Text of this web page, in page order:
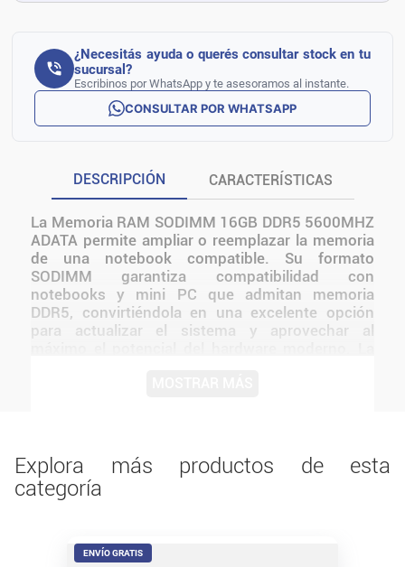
¿Necesitás ayuda o querés consultar stock en tu
sucursal?
Escribinos por WhatsApp y te asesoramos al instante.
CONSULTAR POR WHATSAPP
DESCRIPCIÓN CARACTERÍSTICAS
La Memoria RAM SODIMM 16GB DDR5 5600MHZ
ADATA permite ampliar o reemplazar la memoria
de una notebook compatible. Su formato
SODIMM garantiza compatibilidad con
notebooks y mini PC que admitan memoria
DDR5, convirtiéndola en una excelente opción
para actualizar el sistema y aprovechar al
mejor eficiencia energética y un rendimiento
superior en comparación con la generación
DDR4. Antes de instalarlo o utilizarlo, conviene
Explora más productos de esta
categoría
ENVÍO GRATIS